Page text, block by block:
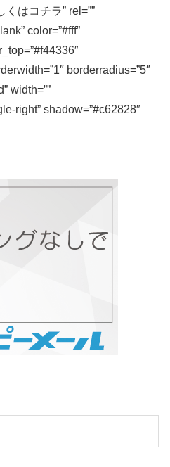
はコチラ” rel=””
color=”#fff”
borderradius=”5″
width=””
right” shadow=”#c62828″